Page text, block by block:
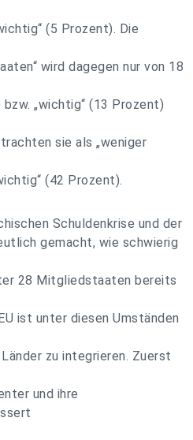
(5 Prozent). Die
wird dagegen nur von 18
„wichtig“ (13 Prozent)
sie als „weniger
(42 Prozent).
Schuldenkrise und der
gemacht, wie schwierig
28 Mitgliedstaaten bereits
ist unter diesen Umständen
zu integrieren. Zuerst
und ihre